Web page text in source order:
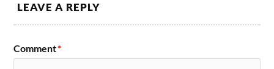
LEAVE A REPLY
Comment*